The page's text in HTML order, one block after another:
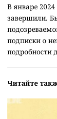
В январе
завершили.
подписки о
подробности
Читайте